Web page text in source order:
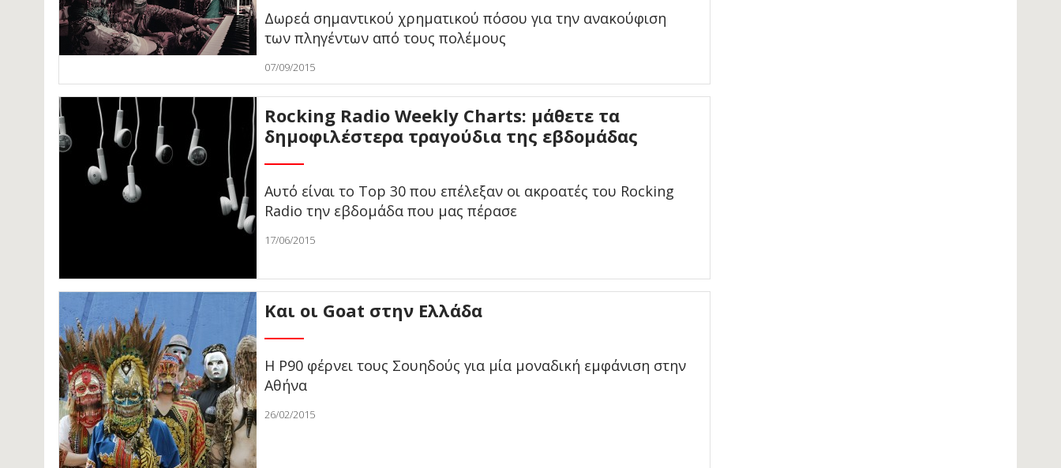
Δωρεά σημαντικού χρηματικού πόσου για την ανακούφιση
των πληγέντων από τους πολέμους
07/09/2015
Rocking Radio Weekly Charts: μάθετε τα
δημοφιλέστερα τραγούδια της εβδομάδας
Αυτό είναι το Top 30 που επέλεξαν οι ακροατές του Rocking
Radio την εβδομάδα που μας πέρασε
17/06/2015
Και οι Goat στην Ελλάδα
H P90 φέρνει τους Σουηδούς για μία μοναδική εμφάνιση στην
Αθήνα
26/02/2015